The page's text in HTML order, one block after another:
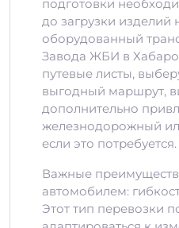
подготовки
до загрузки изделий
оборудованный
Завода ЖБИ в
путевые листы,
выгодный маршрут,
дополнительно
железнодорожный
если это потребуется.
Важные
автомобилем:
Этот тип перевозки